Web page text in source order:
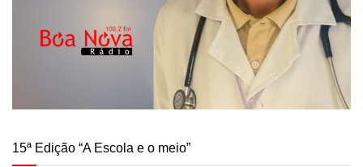
15ª Edição “A Escola e o meio”